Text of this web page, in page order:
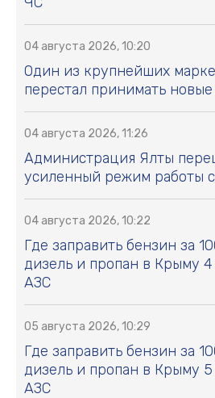
04 августа 2026, 10:20
Один из крупнейших
перестал принимать
04 августа 2026, 11:26
Администрация Ялты
усиленный режим работы
04 августа 2026, 10:22
Где заправить бензин за
дизель и пропан в Крыму 4
АЗС
05 августа 2026, 10:29
Где заправить бензин за
дизель и пропан в Крыму 5
АЗС